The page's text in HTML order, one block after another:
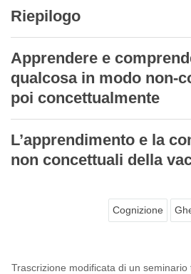
Riepilogo
Apprendere e
qualcosa in modo non-
poi concettualmente
L’apprendimento e la
non concettuali della
Cognizione
Trascrizione modificata di un seminario